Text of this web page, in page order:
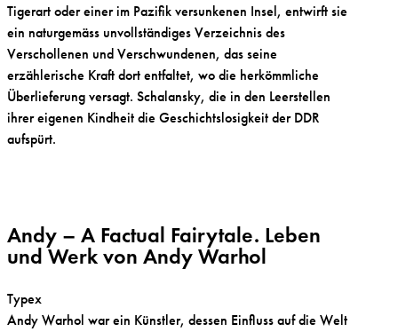
Tigerart oder einer im Pazifik versunkenen Insel, entwirft sie
ein naturgemäss unvollständiges Verzeichnis des
Verschollenen und Verschwundenen, das seine
erzählerische Kraft dort entfaltet, wo die herkömmliche
Überlieferung versagt. Schalansky, die in den Leerstellen
ihrer eigenen Kindheit die Geschichtslosigkeit der DDR
aufspürt.
Andy – A Factual Fairytale. Leben
und Werk von Andy Warhol
Typex
Andy Warhol war ein Künstler, dessen Einfluss auf die Welt